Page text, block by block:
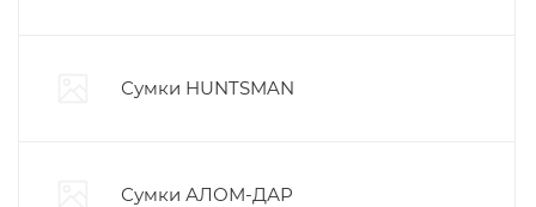
Сумки HUNTSMAN
Сумки АЛОМ-ДАР